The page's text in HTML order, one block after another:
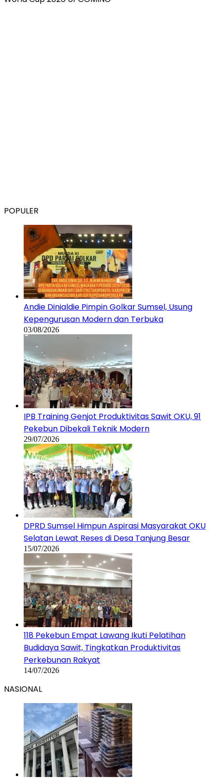
POPULER
Andie Dinialdie Pimpin Golkar Sumsel, Usung
Kepengurusan Modern dan Terbuka
03/08/2026
IPB Training Genjot Produktivitas Sawit OKU, 91
Pekebun Dibekali Teknik Modern
29/07/2026
DPRD Sumsel Himpun Aspirasi Masyarakat OKU
Selatan Lewat Reses di Desa Tanjung Besar
15/07/2026
118 Pekebun Empat Lawang Ikuti Pelatihan
Budidaya Sawit, Tingkatkan Produktivitas
Perkebunan Rakyat
14/07/2026
NASIONAL